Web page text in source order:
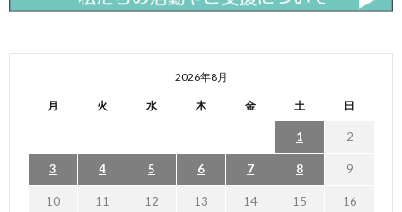
2026年8月
月 火 水 木 金 土 日
1 2
3 4 5 6 7 8 9
10 11 12 13 14 15 16